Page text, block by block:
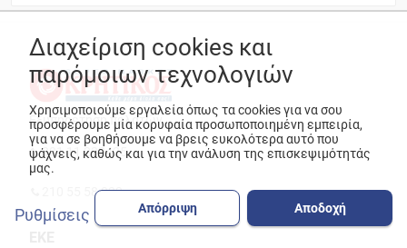
Εξυπηρέτηση πελατών
801 11 232425
210 55 58 832
Διαχείριση cookies και
παρόμοιων τεχνολογιών
Χρησιμοποιούμε εργαλεία όπως τα cookies για να σου
προσφέρουμε μία κορυφαία προσωποποιημένη εμπειρία,
για να σε βοηθήσουμε να βρεις ευκολότερα αυτό που
ψάχνεις, καθώς και για την ανάλυση της επισκεψιμότητάς
μας.
Ρυθμίσεις Απόρριψη Αποδοχή